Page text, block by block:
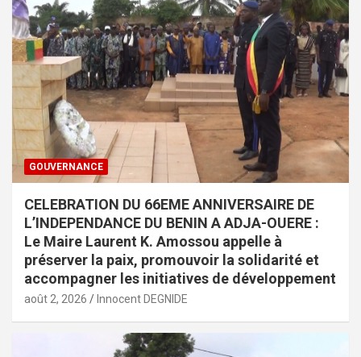
GOUVERNANCE
CELEBRATION DU 66EME ANNIVERSAIRE DE
L’INDEPENDANCE DU BENIN A ADJA-OUERE :
Le Maire Laurent K. Amossou appelle à
préserver la paix, promouvoir la solidarité et
accompagner les initiatives de développement
août 2, 2026 Innocent DEGNIDE